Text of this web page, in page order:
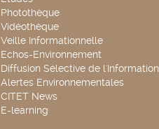
Photothèque
Vidéothèque
Veille Informationnelle
Echos-Environnement
Diffusion Sélective de l'Information
Alertes Environnementales
CITET News
E-learning